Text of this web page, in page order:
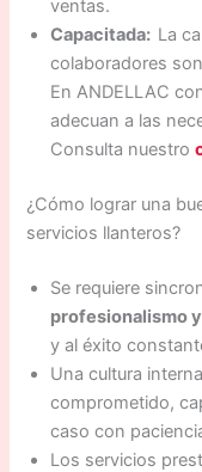
ventas.
Capacitada: La
colaboradores
En ANDELLAC
adecuan a las
Consulta nuestro
¿Cómo lograr una
servicios llanteros?
Se requiere
profesionalismo
y al éxito
Una cultura
comprometido,
caso con
Los servicios